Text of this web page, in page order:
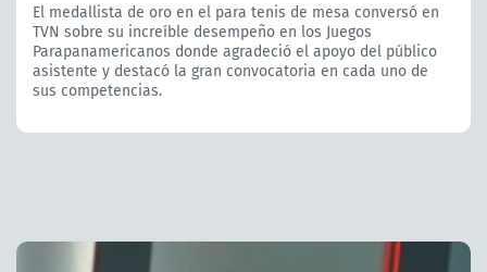
El medallista de oro en el para tenis de mesa conversó en
TVN sobre su increíble desempeño en los Juegos
Parapanamericanos donde agradeció el apoyo del público
asistente y destacó la gran convocatoria en cada uno de
sus competencias.